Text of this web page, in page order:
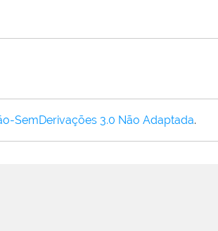
SemDerivações 3.0 Não Adaptada.